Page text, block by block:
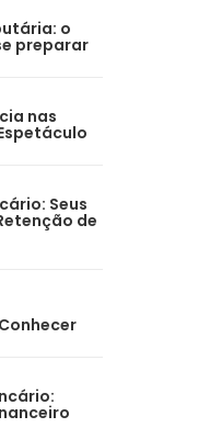
o
preparar
nas
Seus
de